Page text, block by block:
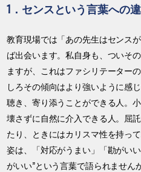
1．センスという言葉への
教育現場では「あの先生はセンス
ば出会います。私自身も、ついそ
ますが、これはファシリテーター
しろその傾向はより強いように感
聴き、寄り添うことができる人。
壊さずに自然に介入できる人。屈
たり、ときにはカリスマ性を持っ
姿は、「対応がうまい」「勘がい
がいい”という言葉で語られませんか